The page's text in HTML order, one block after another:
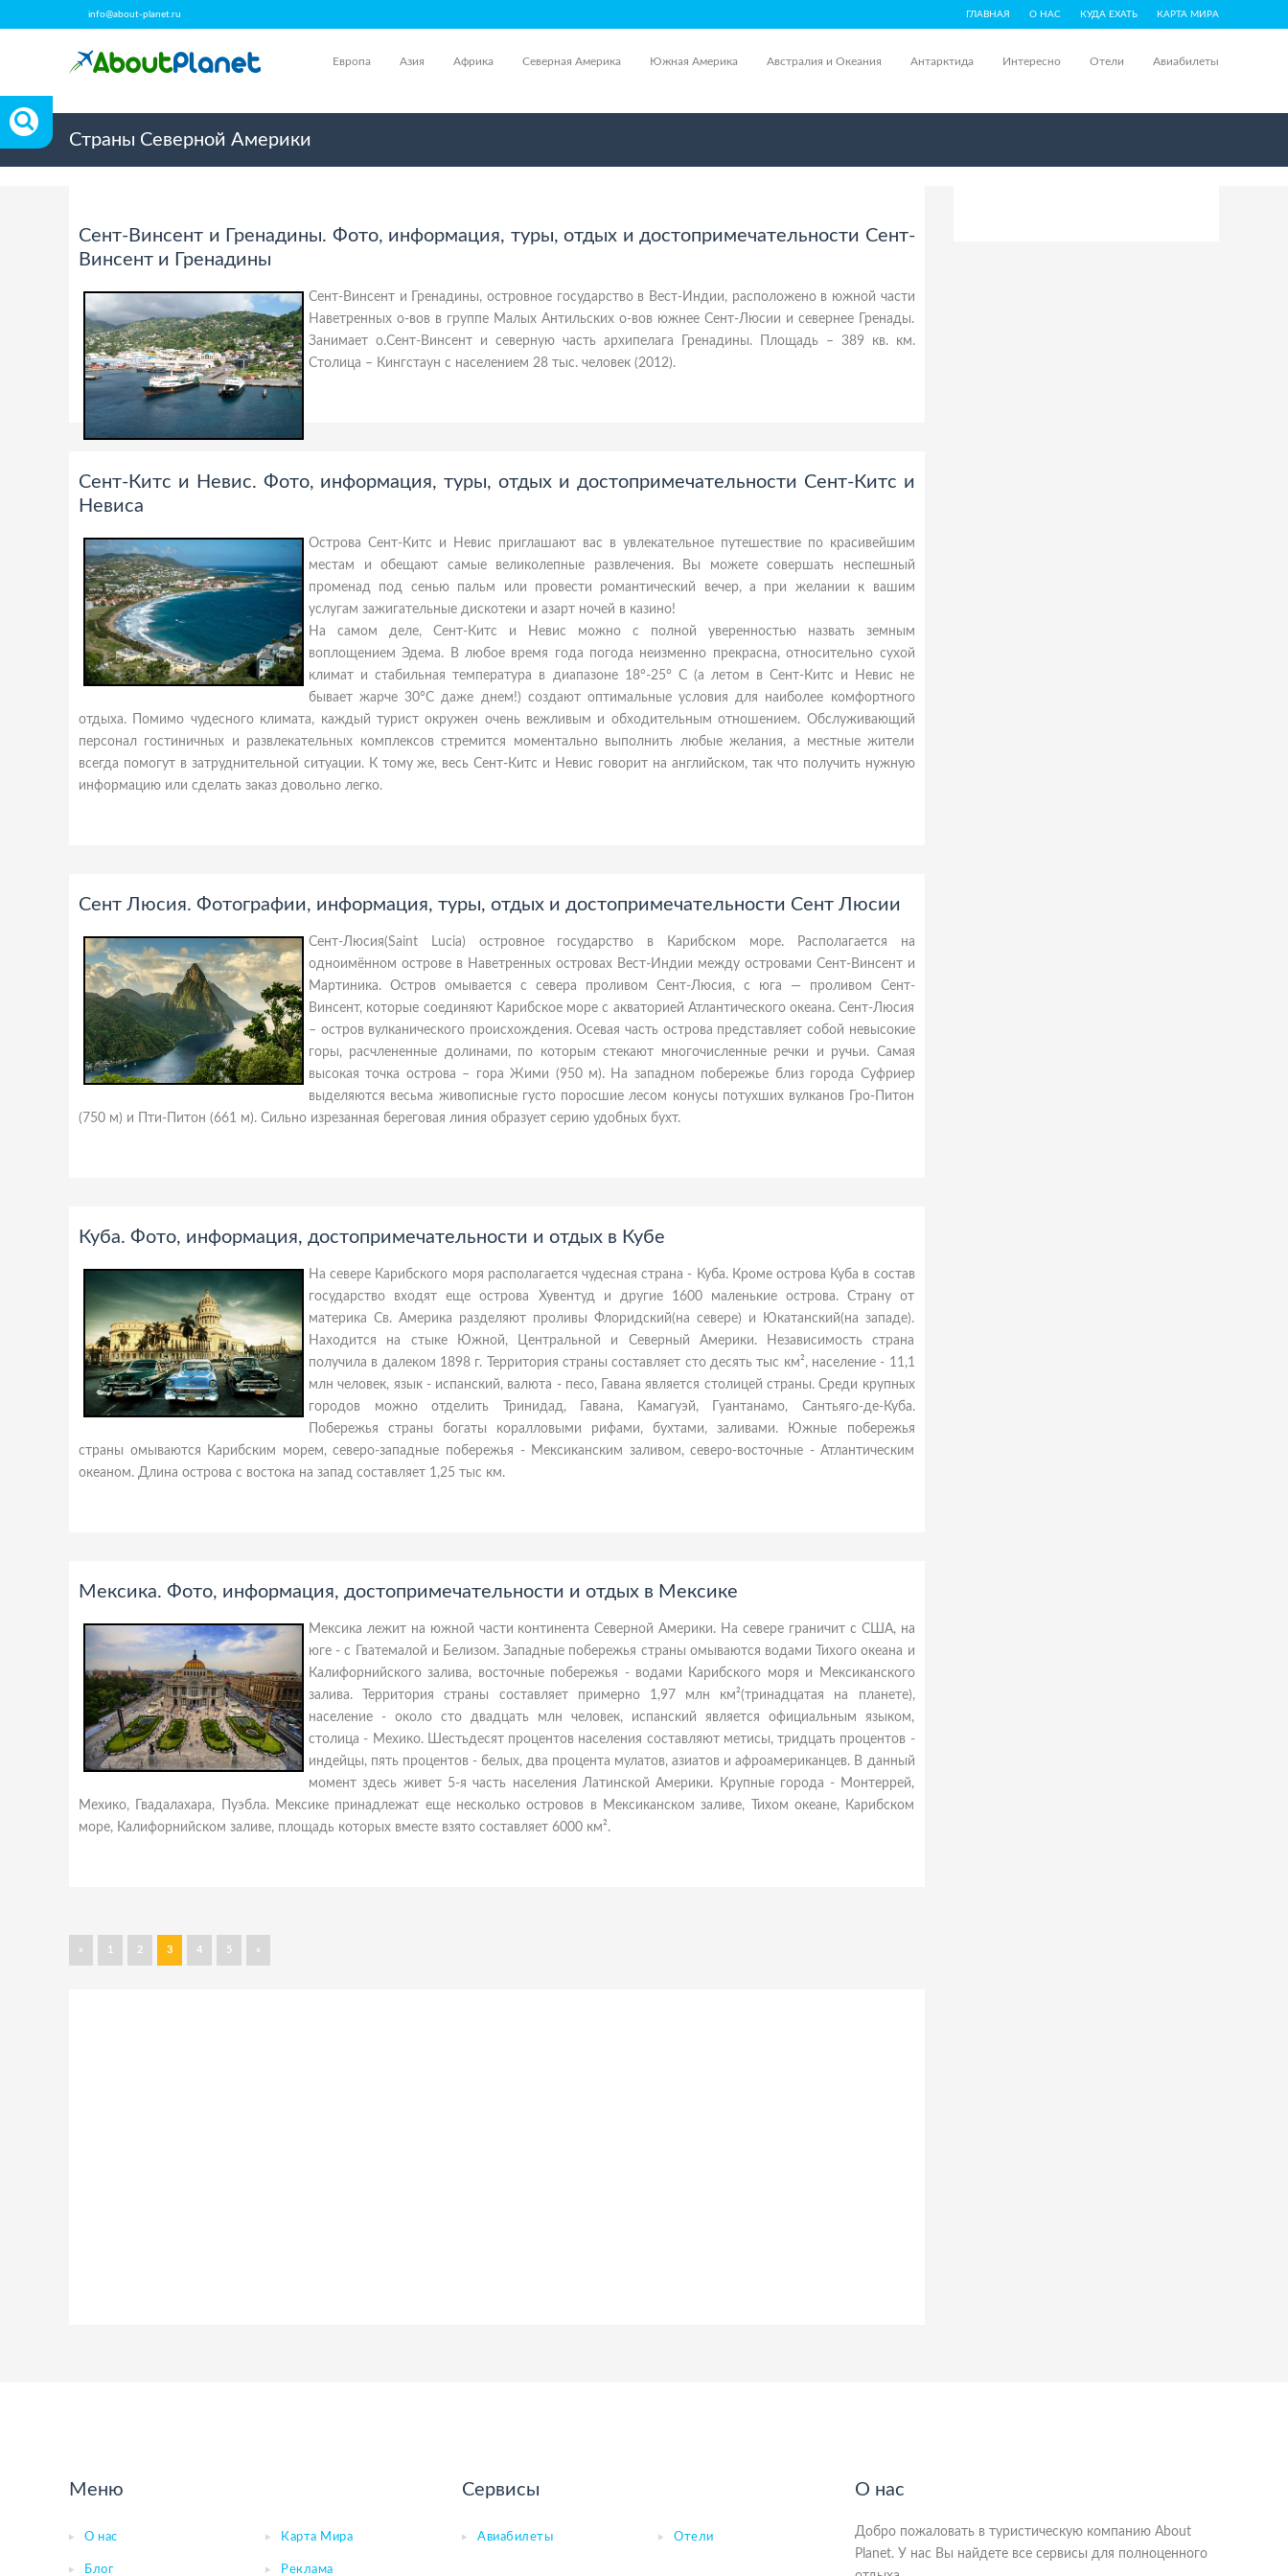
info@about-planet.ru ГЛАВНАЯ О НАС КУДА ЕХАТЬ КАРТА МИРА
Европа Азия Африка Северная Америка Южная Америка Австралия и Океания Антарктида Интересно Отели Авиабилеты
Страны Северной Америки
Сент-Винсент и Гренадины. Фото, информация, туры, отдых и достопримечательности Сент-
Винсент и Гренадины
Сент-Винсент и Гренадины, островное государство в Вест-Индии, расположено в южной части
Наветренных о-вов в группе Малых Антильских о-вов южнее Сент-Люсии и севернее Гренады.
Занимает о.Сент-Винсент и северную часть архипелага Гренадины. Площадь – 389 кв. км.
Столица – Кингстаун с населением 28 тыс. человек (2012).
Сент-Китс и Невис. Фото, информация, туры, отдых и достопримечательности Сент-Китс и
Невиса
Острова Сент-Китс и Невис приглашают вас в увлекательное путешествие по красивейшим
местам и обещают самые великолепные развлечения. Вы можете совершать неспешный
променад под сенью пальм или провести романтический вечер, а при желании к вашим
услугам зажигательные дискотеки и азарт ночей в казино!
На самом деле, Сент-Китс и Невис можно с полной уверенностью назвать земным
воплощением Эдема. В любое время года погода неизменно прекрасна, относительно сухой
климат и стабильная температура в диапазоне 18°-25° С (а летом в Сент-Китс и Невис не
бывает жарче 30°С даже днем!) создают оптимальные условия для наиболее комфортного
отдыха. Помимо чудесного климата, каждый турист окружен очень вежливым и обходительным отношением. Обслуживающий
персонал гостиничных и развлекательных комплексов стремится моментально выполнить любые желания, а местные жители
всегда помогут в затруднительной ситуации. К тому же, весь Сент-Китс и Невис говорит на английском, так что получить нужную
информацию или сделать заказ довольно легко.
Сент Люсия. Фотографии, информация, туры, отдых и достопримечательности Сент Люсии
Сент-Люсия(Saint Lucia) островное государство в Карибском море. Располагается на
одноимённом острове в Наветренных островах Вест-Индии между островами Сент-Винсент и
Мартиника. Остров омывается с севера проливом Сент-Люсия, с юга — проливом Сент-
Винсент, которые соединяют Карибское море с акваторией Атлантического океана. Сент-Люсия
– остров вулканического происхождения. Осевая часть острова представляет собой невысокие
горы, расчлененные долинами, по которым стекают многочисленные речки и ручьи. Самая
высокая точка острова – гора Жими (950 м). На западном побережье близ города Суфриер
выделяются весьма живописные густо поросшие лесом конусы потухших вулканов Гро-Питон
(750 м) и Пти-Питон (661 м). Сильно изрезанная береговая линия образует серию удобных бухт.
Куба. Фото, информация, достопримечательности и отдых в Кубе
На севере Карибского моря располагается чудесная страна - Куба. Кроме острова Куба в состав
государство входят еще острова Хувентуд и другие 1600 маленькие острова. Страну от
материка Св. Америка разделяют проливы Флоридский(на севере) и Юкатанский(на западе).
Находится на стыке Южной, Центральной и Северный Америки. Независимость страна
получила в далеком 1898 г. Территория страны составляет сто десять тыс км², население - 11,1
млн человек, язык - испанский, валюта - песо, Гавана является столицей страны. Среди крупных
городов можно отделить Тринидад, Гавана, Камагуэй, Гуантанамо, Сантьяго-де-Куба.
Побережья страны богаты коралловыми рифами, бухтами, заливами. Южные побережья
страны омываются Карибским морем, северо-западные побережья - Мексиканским заливом, северо-восточные - Атлантическим
океаном. Длина острова с востока на запад составляет 1,25 тыс км.
Мексика. Фото, информация, достопримечательности и отдых в Мексике
Мексика лежит на южной части континента Северной Америки. На севере граничит с США, на
юге - с Гватемалой и Белизом. Западные побережья страны омываются водами Тихого океана и
Калифорнийского залива, восточные побережья - водами Карибского моря и Мексиканского
залива. Территория страны составляет примерно 1,97 млн км²(тринадцатая на планете),
население - около сто двадцать млн человек, испанский является официальным языком,
столица - Мехико. Шестьдесят процентов населения составляют метисы, тридцать процентов -
индейцы, пять процентов - белых, два процента мулатов, азиатов и афроамериканцев. В данный
момент здесь живет 5-я часть населения Латинской Америки. Крупные города - Монтеррей,
Мехико, Гвадалахара, Пуэбла. Мексике принадлежат еще несколько островов в Мексиканском заливе, Тихом океане, Карибском
море, Калифорнийском заливе, площадь которых вместе взято составляет 6000 км².
« 1 2 3 4 5 »
Меню
О нас Карта Мира
Блог Реклама
Сервисы
Авиабилеты Отели
О нас
Добро пожаловать в туристическую компанию About
Planet. У нас Вы найдете все сервисы для полноценного